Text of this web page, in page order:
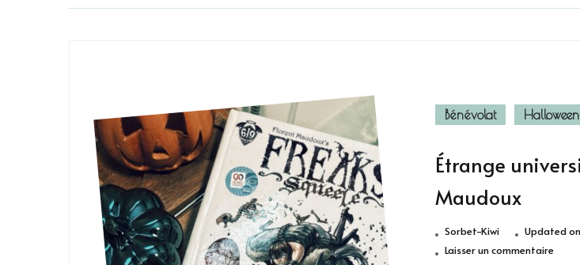
Bénévolat Halloween
Étrange
Maudoux
Sorbet-Kiwi Updated on
Laisser un commentairesur